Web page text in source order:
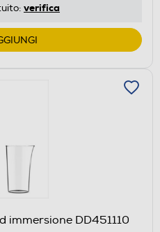
verifica
immersione DD451110